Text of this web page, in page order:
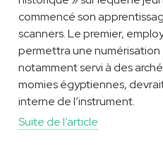
commencé son
scanners. Le premier,
permettra une numérisation
notamment servi à des
momies égyptiennes,
interne de l’instrument.
Suite de l’article